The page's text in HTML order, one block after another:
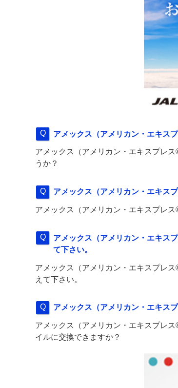
アメックス（アメリカン・エキス
アメックス（アメリカン・エキスプレ
うか？
アメックス（アメリカン・エキス
アメックス（アメリカン・エキスプレ
アメックス（アメリカン・エキス
て下さい。
アメックス（アメリカン・エキスプレ
えて下さい。
アメックス（アメリカン・エキス
アメックス（アメリカン・エキスプレ
イルに交換できますか？